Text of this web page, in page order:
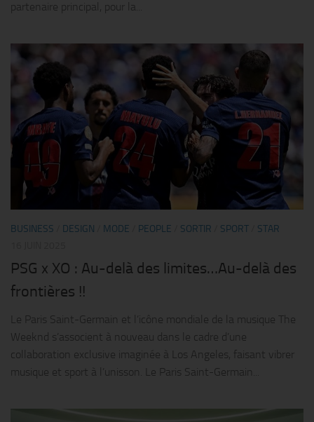
partenaire principal, pour la...
BUSINESS DESIGN MODE PEOPLE SORTIR SPORT
STAR
PSG x XO : Au-delà des limites…Au-delà des
frontières !!
Le Paris Saint-Germain et l’icône mondiale de la musique The
Weeknd s’associent à nouveau dans le cadre d’une
collaboration exclusive imaginée à Los Angeles, faisant vibrer
musique et sport à l’unisson. Le Paris Saint-Germain...